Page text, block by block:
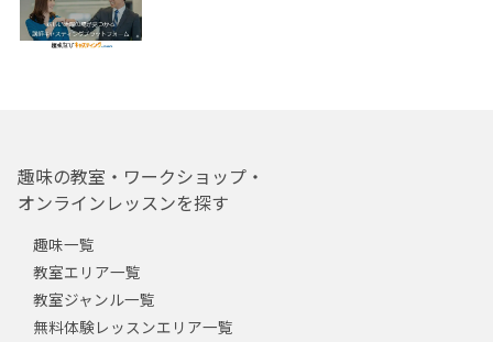
趣味の教室・ワークショップ・
オンラインレッスンを探す
趣味一覧
教室エリア一覧
教室ジャンル一覧
無料体験レッスンエリア一覧